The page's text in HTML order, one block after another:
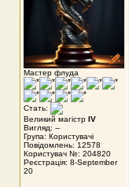
Мастер флуда
Стать:
Великий магістр IV
Вигляд: --
Група: Користувачі
Повідомлень: 12578
Користувач №: 204820
Реєстрація: 8-September
20